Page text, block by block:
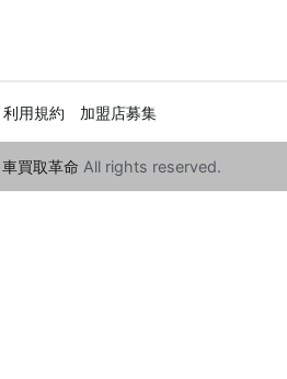
利用規約 加盟店募集
車買取革命 All rights reserved.